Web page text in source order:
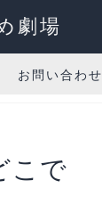
劇場
お問い合わせ
こで